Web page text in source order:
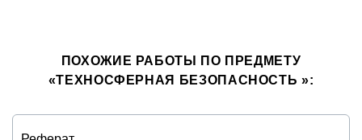
ПОХОЖИЕ РАБОТЫ ПО ПРЕДМЕТУ